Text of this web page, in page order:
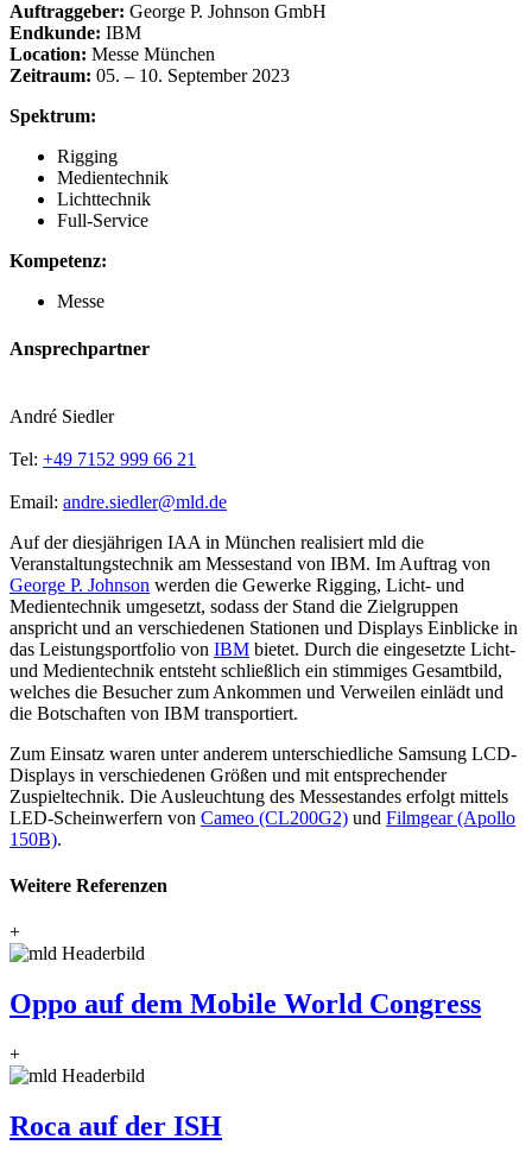
Auftraggeber: George P. Johnson GmbH
Endkunde: IBM
Location: Messe München
Zeitraum: 05. – 10. September 2023
Spektrum:
Rigging
Medientechnik
Lichttechnik
Full-Service
Kompetenz:
Messe
Ansprechpartner
André Siedler
Tel: +49 7152 999 66 21
Email: andre.siedler@mld.de
Auf der diesjährigen IAA in München realisiert mld die
Veranstaltungstechnik am Messestand von IBM. Im Auftrag von
George P. Johnson werden die Gewerke Rigging, Licht- und
Medientechnik umgesetzt, sodass der Stand die Zielgruppen
anspricht und an verschiedenen Stationen und Displays Einblicke in
das Leistungsportfolio von IBM bietet. Durch die eingesetzte Licht-
und Medientechnik entsteht schließlich ein stimmiges Gesamtbild,
welches die Besucher zum Ankommen und Verweilen einlädt und
die Botschaften von IBM transportiert.
Zum Einsatz waren unter anderem unterschiedliche Samsung LCD-
Displays in verschiedenen Größen und mit entsprechender
Zuspieltechnik. Die Ausleuchtung des Messestandes erfolgt mittels
LED-Scheinwerfern von Cameo (CL200G2) und Filmgear (Apollo
150B).
Weitere Referenzen
+
Oppo auf dem Mobile World Congress
+
Roca auf der ISH